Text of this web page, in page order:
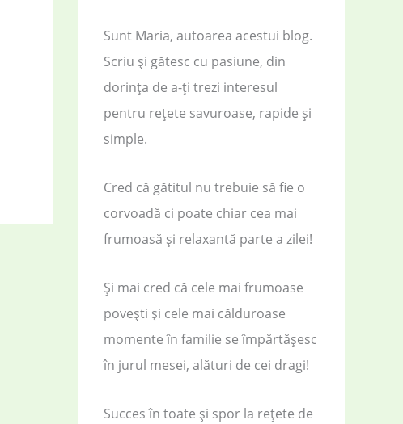
Sunt Maria, autoarea acestui blog.
Scriu și gătesc cu pasiune, din
dorința de a-ți trezi interesul
pentru rețete savuroase, rapide și
simple.
Cred că gătitul nu trebuie să fie o
corvoadă ci poate chiar cea mai
frumoasă și relaxantă parte a zilei!
Și mai cred că cele mai frumoase
povești și cele mai călduroase
momente în familie se împărtășesc
în jurul mesei, alături de cei dragi!
Succes în toate și spor la rețete de